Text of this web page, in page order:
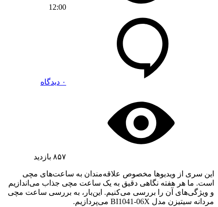
12:00
۰ دیدگاه
۸۵۷ بازدید
این سری از ویدیوها مخصوص علاقه‌مندان به ساعت‌های مچی
است. ما هر هفته نگاهی دقیق به یک ساعت مچی جذاب می‌اندازیم
و ویژگی‌های آن را بررسی می‌کنیم. این‌بار، به بررسی ساعت مچی
مردانه سیتیزن مدل BI1041-06X می‌پردازیم.